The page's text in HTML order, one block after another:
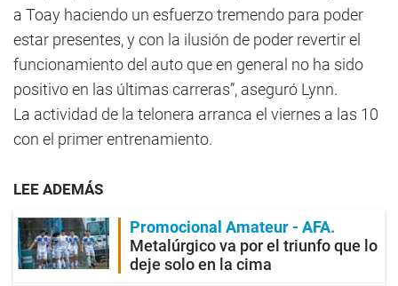
a Toay haciendo un esfuerzo tremendo para poder
estar presentes, y con la ilusión de poder revertir el
funcionamiento del auto que en general no ha sido
positivo en las últimas carreras”, aseguró Lynn.
La actividad de la telonera arranca el viernes a las 10
con el primer entrenamiento.
LEE ADEMÁS
Promocional Amateur - AFA
Metalúrgico va por el triunfo que lo
deje solo en la cima